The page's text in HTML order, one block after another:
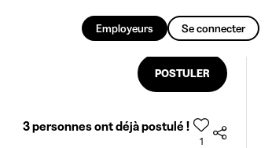
Employeurs Se connecter
POSTULER
3 personnes ont déjà postulé !
1